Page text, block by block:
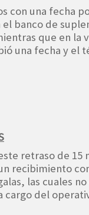
con una fecha
banco de
que en la
una fecha y el
retraso de 15
recibimiento
las cuales
cargo del